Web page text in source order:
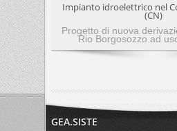
Impianto idroelettrico nel
(CN)
Progetto di nuova
Rio Borgosozzo ad
GEA.SISTE